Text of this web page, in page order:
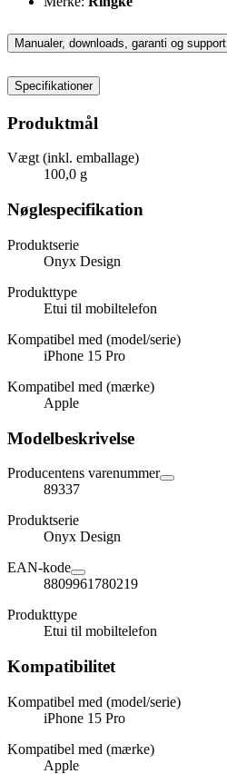
Manualer, downloads, garanti og support
Specifikationer
Produktmål
Vægt (inkl. emballage)
100,0 g
Nøglespecifikation
Produktserie
Onyx Design
Produkttype
Etui til mobiltelefon
Kompatibel med (model/serie)
iPhone 15 Pro
Kompatibel med (mærke)
Apple
Modelbeskrivelse
Producentens varenummer
89337
Produktserie
Onyx Design
EAN-kode
8809961780219
Produkttype
Etui til mobiltelefon
Kompatibilitet
Kompatibel med (model/serie)
iPhone 15 Pro
Kompatibel med (mærke)
Apple